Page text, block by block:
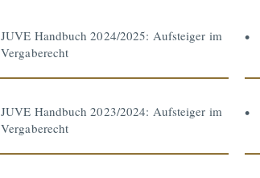
JUVE Handbuch 2024/2025: Aufsteiger im
Vergaberecht
JUVE Handbuch 2023/2024: Aufsteiger im
Vergaberecht